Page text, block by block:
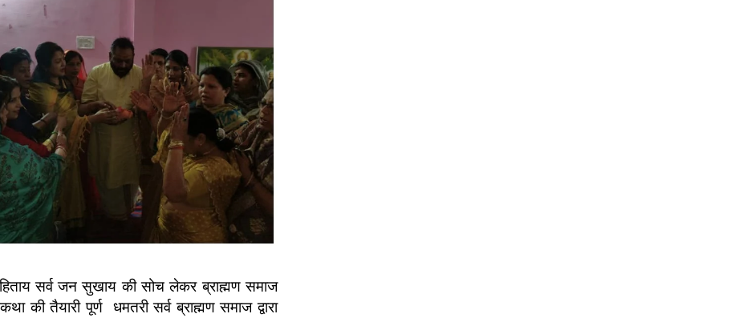
सर्व जन सुखाय की सोच लेकर ब्राह्मण समाज
तैयारी पूर्ण धमतरी सर्व ब्राह्मण समाज द्वारा